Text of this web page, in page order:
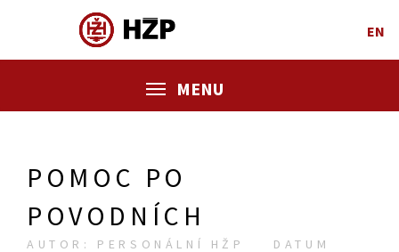
EN
MENU
POMOC PO
POVODNÍCH
AUTOR: PERSONÁLNÍ HŽP
DATUM